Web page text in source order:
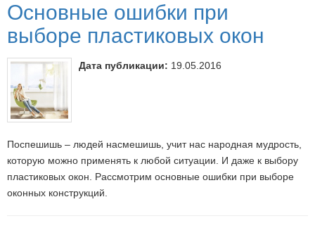
Основные ошибки при
выборе пластиковых окон
Поспешишь – людей насмешишь, учит нас народная мудрость,
которую можно применять к любой ситуации. И даже к выбору
пластиковых окон. Рассмотрим основные ошибки при выборе
оконных конструкций.
Дата публикации: 19.05.2016